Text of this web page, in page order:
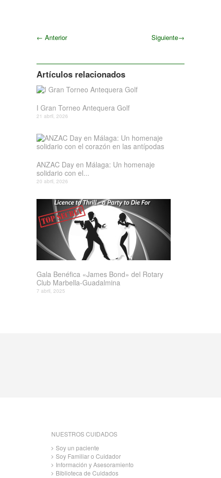
← Anterior Siguiente→
Artículos relacionados
I Gran Torneo Antequera Golf
21 abril, 2026
ANZAC Day en Málaga: Un homenaje
solidario con el...
20 abril, 2026
Gala Benéfica «James Bond» del Rotary
Club Marbella-Guadalmina
7 abril, 2025
NUESTROS CUIDADOS
Soy un paciente
Soy Familiar o Cuidador
Información y Asesoramiento
Biblioteca de Cuidados